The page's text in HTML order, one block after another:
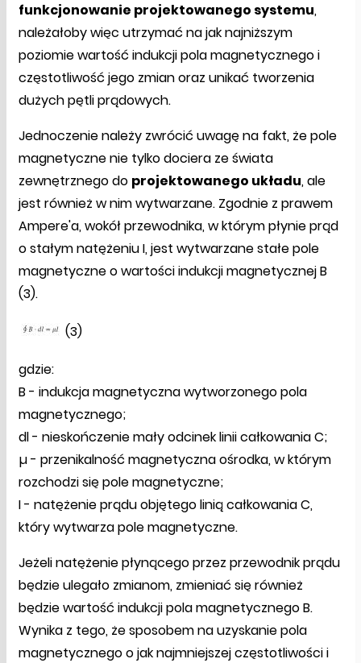
funkcjonowanie projektowanego systemu,
należałoby więc utrzymać na jak najniższym
poziomie wartość indukcji pola magnetycznego i
częstotliwość jego zmian oraz unikać tworzenia
dużych pętli prądowych.
Jednoczenie należy zwrócić uwagę na fakt, że pole
magnetyczne nie tylko dociera ze świata
zewnętrznego do projektowanego układu, ale
jest również w nim wytwarzane. Zgodnie z prawem
Ampere'a, wokół przewodnika, w którym płynie prąd
o stałym natężeniu I, jest wytwarzane stałe pole
magnetyczne o wartości indukcji magnetycznej B
(3).
(3)
gdzie:
B - indukcja magnetyczna wytworzonego pola
magnetycznego;
dl - nieskończenie mały odcinek linii całkowania C;
µ - przenikalność magnetyczna ośrodka, w którym
rozchodzi się pole magnetyczne;
I - natężenie prądu objętego linią całkowania C,
który wytwarza pole magnetyczne.
Jeżeli natężenie płynącego przez przewodnik prądu
będzie ulegało zmianom, zmieniać się również
będzie wartość indukcji pola magnetycznego B.
Wynika z tego, że sposobem na uzyskanie pola
magnetycznego o jak najmniejszej częstotliwości i